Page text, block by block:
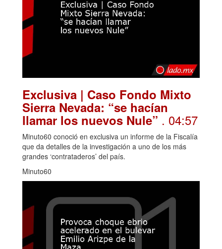
Exclusiva | Caso Fondo Mixto
Sierra Nevada: “se hacían
llamar los nuevos Nule” . 04:57
Minuto60 conoció en exclusiva un informe de la Fiscalía
que da detalles de la investigación a uno de los más
grandes ‘contrataderos’ del país.
Minuto60